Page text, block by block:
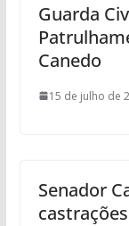
Guarda
Canedo
15 de julho de
Senador